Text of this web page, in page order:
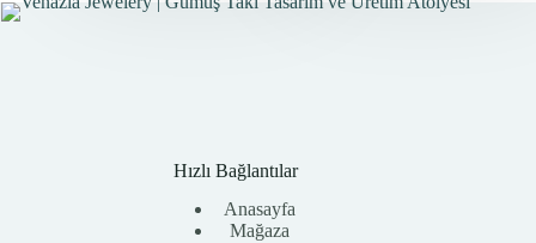
Hızlı Bağlantılar
Anasayfa
Mağaza